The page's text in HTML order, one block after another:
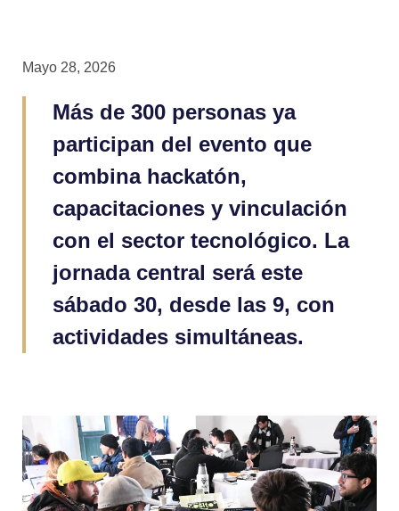
Mayo 28, 2026
Más de 300 personas ya
participan del evento que
combina hackatón,
capacitaciones y vinculación
con el sector tecnológico. La
jornada central será este
sábado 30, desde las 9, con
actividades simultáneas.